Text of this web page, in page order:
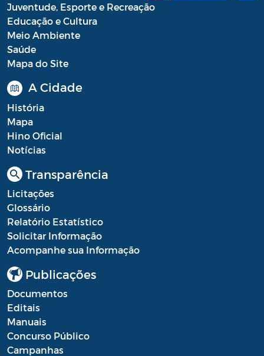
Juventude, Esporte e Recreação
Educação e Cultura
Meio Ambiente
Saúde
Mapa do Site
A Cidade
História
Mapa
Hino Oficial
Notícias
Transparência
Licitações
Glossário
Relatório Estatístico
Solicitar Informação
Acompanhe sua Informação
Publicações
Documentos
Editais
Manuais
Concurso Público
Campanhas